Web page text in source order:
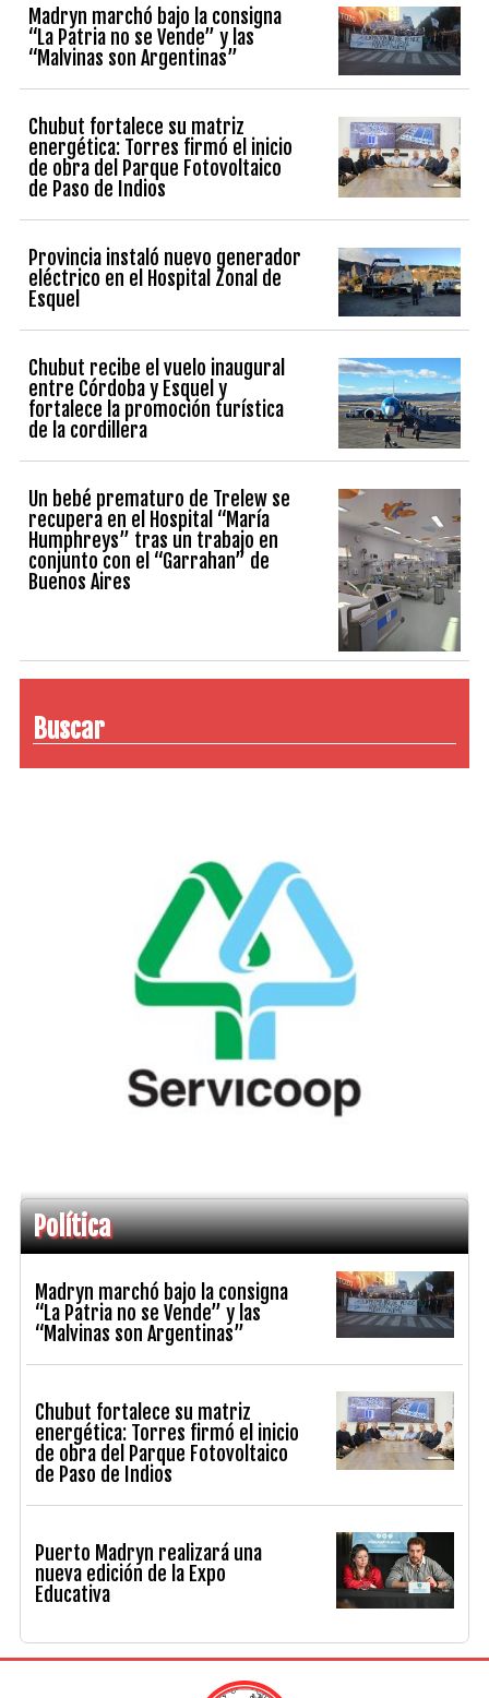
Madryn marchó bajo la consigna
“La Patria no se Vende” y las
“Malvinas son Argentinas”
Chubut fortalece su matriz
energética: Torres firmó el inicio
de obra del Parque Fotovoltaico
de Paso de Indios
Provincia instaló nuevo generador
eléctrico en el Hospital Zonal de
Esquel
Chubut recibe el vuelo inaugural
entre Córdoba y Esquel y
fortalece la promoción turística
de la cordillera
Un bebé prematuro de Trelew se
recupera en el Hospital “María
Humphreys” tras un trabajo en
conjunto con el “Garrahan” de
Buenos Aires
Buscar
Política
Madryn marchó bajo la consigna
“La Patria no se Vende” y las
“Malvinas son Argentinas”
Chubut fortalece su matriz
energética: Torres firmó el inicio
de obra del Parque Fotovoltaico
de Paso de Indios
Puerto Madryn realizará una
nueva edición de la Expo
Educativa